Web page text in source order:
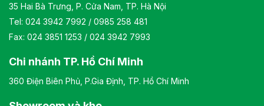
35 Hai Bà Trưng, P. Cửa Nam, TP. Hà Nội
Tel: 024 3942 7992 / 0985 258 481
Fax: 024 3851 1253 / 024 3942 7993
Chi nhánh TP. Hồ Chí Minh
360 Điện Biên Phủ, P.Gia Định, TP. Hồ Chí Minh